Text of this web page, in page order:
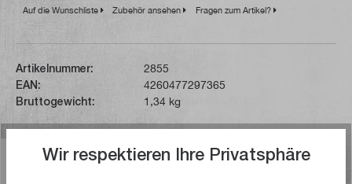
Auf die Wunschliste Zubehör ansehen Fragen zum Artikel?
Artikelnummer:
2855
EAN:
4260477297365
Bruttogewicht:
1,34 kg
Beschreibung
Wir respektieren Ihre Privatsphäre